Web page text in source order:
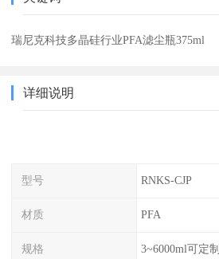
瑞尼克科技多晶硅行业PFA滤尘瓶375ml
详细说明
型号 RNKS-CJP
材质 PFA
规格 3~6000ml可定制